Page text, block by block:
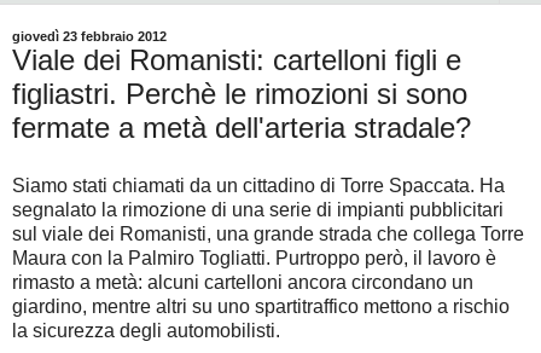
giovedì 23 febbraio 2012
Viale dei Romanisti: cartelloni figli e
figliastri. Perchè le rimozioni si sono
fermate a metà dell'arteria stradale?
Siamo stati chiamati da un cittadino di Torre Spaccata. Ha
segnalato la rimozione di una serie di impianti pubblicitari
sul viale dei Romanisti, una grande strada che collega Torre
Maura con la Palmiro Togliatti. Purtroppo però, il lavoro è
rimasto a metà: alcuni cartelloni ancora circondano un
giardino, mentre altri su uno spartitraffico mettono a rischio
la sicurezza degli automobilisti.